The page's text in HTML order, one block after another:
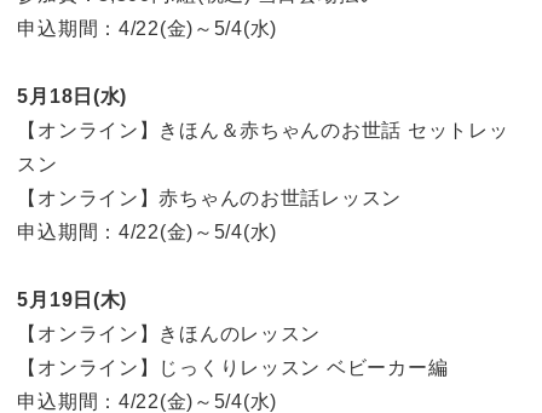
申込期間：4/22(金)～5/4(水)
5月18日(水)
【オンライン】きほん＆赤ちゃんのお世話 セットレッ
スン
【オンライン】赤ちゃんのお世話レッスン
申込期間：4/22(金)～5/4(水)
5月19日(木)
【オンライン】きほんのレッスン
【オンライン】じっくりレッスン ベビーカー編
申込期間：4/22(金)～5/4(水)